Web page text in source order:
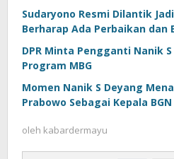
Sudaryono Resmi Dilantik
Berharap Ada Perbaikan dan
DPR Minta Pengganti Nanik
Program MBG
Momen Nanik S Deyang
Prabowo Sebagai Kepala BGN
oleh kabardermayu